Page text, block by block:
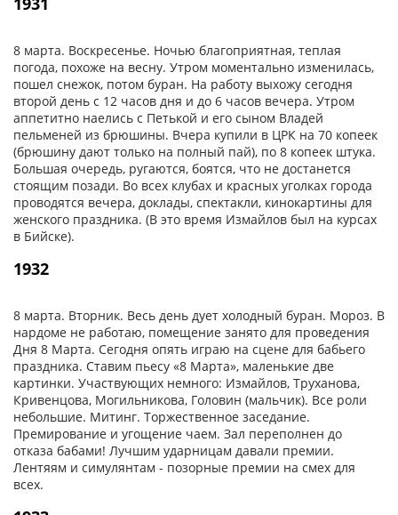
8 марта. Воскресенье. Ночью благоприятная, теплая
погода, похоже на весну. Утром моментально изменилась,
пошел снежок, потом буран. На работу выхожу сегодня
второй день с 12 часов дня и до 6 часов вечера. Утром
аппетитно наелись с Петькой и его сыном Владей
пельменей из брюшины. Вчера купили в ЦРК на 70 копеек
(брюшину дают только на полный пай), по 8 копеек штука.
Большая очередь, ругаются, боятся, что не достанется
стоящим позади. Во всех клубах и красных уголках города
проводятся вечера, доклады, спектакли, кинокартины для
женского праздника. (В это время Измайлов был на курсах
в Бийске).
1932
8 марта. Вторник. Весь день дует холодный буран. Мороз. В
нардоме не работаю, помещение занято для проведения
Дня 8 Марта. Сегодня опять играю на сцене для бабьего
праздника. Ставим пьесу «8 Марта», маленькие две
картинки. Участвующих немного: Измайлов, Труханова,
Кривенцова, Могильникова, Головин (мальчик). Все роли
небольшие. Митинг. Торжественное заседание.
Премирование и угощение чаем. Зал переполнен до
отказа бабами! Лучшим ударницам давали премии.
Лентяям и симулянтам - позорные премии на смех для
всех.